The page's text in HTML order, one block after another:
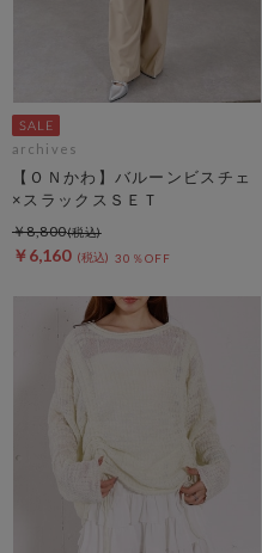
archives
【ＯＮかわ】バルーンビスチェ
×スラックスＳＥＴ
￥6,160 30％OFF
￥8,800